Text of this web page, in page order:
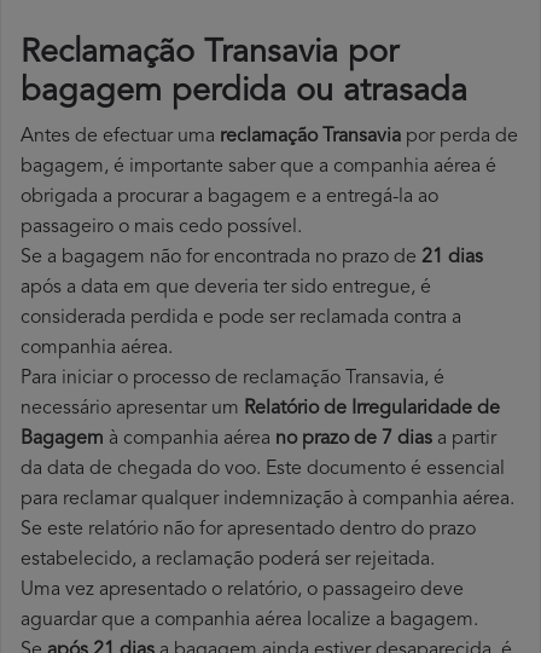
Reclamação Transavia por
bagagem perdida ou atrasada
Antes de efectuar uma reclamação Transavia por perda de
bagagem, é importante saber que a companhia aérea é
obrigada a procurar a bagagem e a entregá-la ao
passageiro o mais cedo possível.
Se a bagagem não for encontrada no prazo de 21 dias
após a data em que deveria ter sido entregue, é
considerada perdida e pode ser reclamada contra a
companhia aérea.
Para iniciar o processo de reclamação Transavia, é
necessário apresentar um Relatório de Irregularidade de
Bagagem à companhia aérea no prazo de 7 dias a partir
da data de chegada do voo. Este documento é essencial
para reclamar qualquer indemnização à companhia aérea.
Se este relatório não for apresentado dentro do prazo
estabelecido, a reclamação poderá ser rejeitada.
Uma vez apresentado o relatório, o passageiro deve
aguardar que a companhia aérea localize a bagagem.